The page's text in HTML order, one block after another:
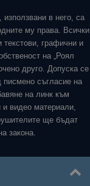
в него, са
му права. Всички
текстови, графични и
на „Роял
друго. Допуска се
писмено съгласие на
на линк към
видео материали,
ще бъдат
закона.